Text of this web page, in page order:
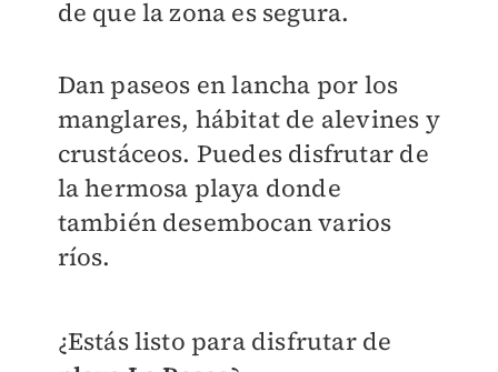
de que la zona es segura.
Dan paseos en lancha por los
manglares, hábitat de alevines y
crustáceos. Puedes disfrutar de
la hermosa playa donde
también desembocan varios
ríos.
¿Estás listo para disfrutar de